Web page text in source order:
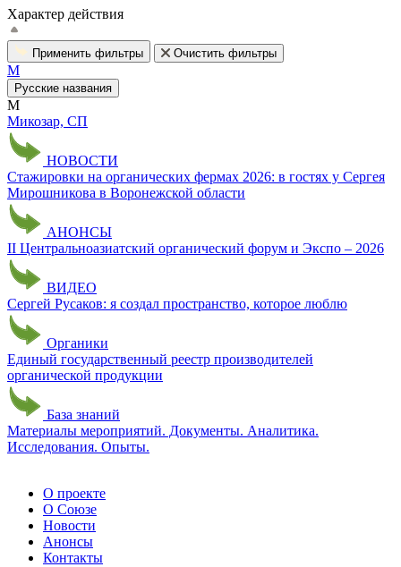
Характер действия
Применить фильтры Очистить фильтры
М
Русские названия
М
Микозар, СП
НОВОСТИ
Стажировки на органических фермах 2026: в гостях у Сергея
Мирошникова в Воронежской области
АНОНСЫ
II Центральноазиатский органический форум и Экспо – 2026
ВИДЕО
Сергей Русаков: я создал пространство, которое люблю
Органики
Единый государственный реестр производителей
органической продукции
База знаний
Материалы мероприятий. Документы. Аналитика.
Исследования. Опыты.
О проекте
О Союзе
Новости
Анонсы
Контакты